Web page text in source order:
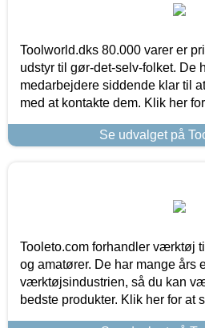
Toolworld.dks 80.000 varer er
udstyr til gør-det-selv-folket. De
medarbejdere siddende klar til
med at kontakte dem. Klik her
Se udvalget på
Tooleto.com forhandler værktøj
og amatører. De har mange års
værktøjsindustrien, så du kan
bedste produkter. Klik her for at